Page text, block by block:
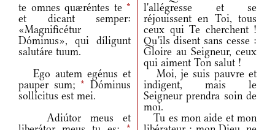
te omnes quæréntes te *
et dicant semper:
«Magnificétur
Dóminus», qui díligunt
salutáre tuum.
l'allégresse et se
réjouissent en Toi, tous
ceux qui Te cherchent !
Qu'ils disent sans cesse :
Gloire au Seigneur, ceux
qui aiment Ton salut !
Ego autem egénus et
pauper sum;* Dóminus
sollícitus est mei.
Moi, je suis pauvre et
indigent, mais le
Seigneur prendra soin de
moi.
Adiútor meus et
Tu es mon aide et mon